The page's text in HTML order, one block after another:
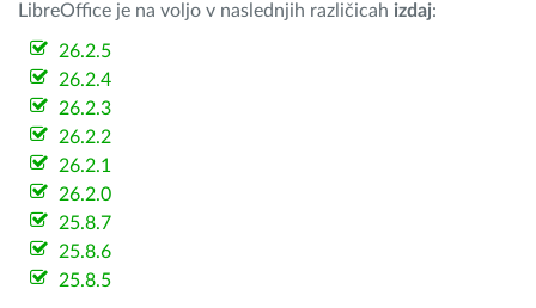
LibreOffice je na voljo v naslednjih različicah izdaj:
26.2.5
26.2.4
26.2.3
26.2.2
26.2.1
26.2.0
25.8.7
25.8.6
25.8.5